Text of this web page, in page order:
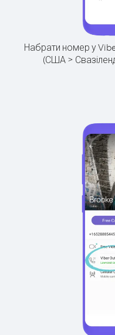
Набрати номер у
(США >